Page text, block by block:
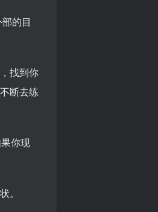
的目
找到你
断去练
你现
。